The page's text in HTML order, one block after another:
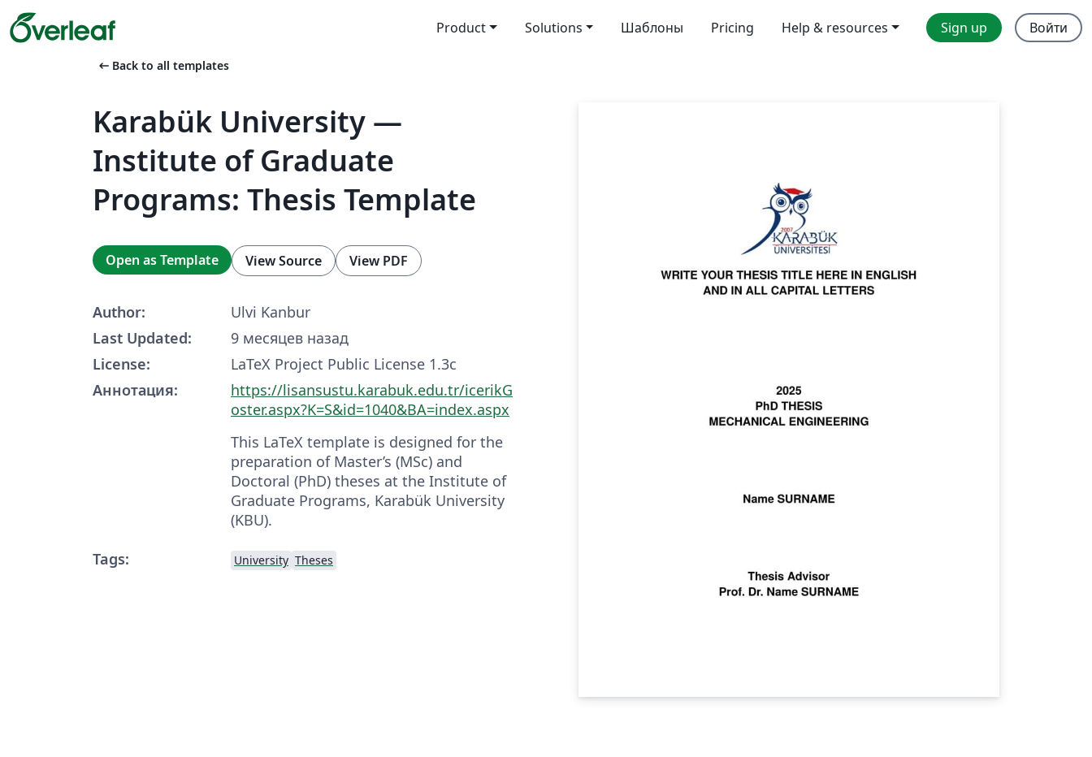
Product Solutions Шаблоны Pricing Help & resources Sign up Войти
arrow_left_alt Back to all templates
Karabük University —
Institute of Graduate
Programs: Thesis Template
Open as Template View Source View PDF
Author:
Ulvi Kanbur
Last Updated:
9 месяцев назад
License:
LaTeX Project Public License 1.3c
Аннотация:
https://lisansustu.karabuk.edu.tr/icerikG
oster.aspx?K=S&id=1040&BA=index.aspx
This LaTeX template is designed for the
preparation of Master’s (MSc) and
Doctoral (PhD) theses at the Institute of
Graduate Programs, Karabük University
(KBU).
Tags:
University Theses